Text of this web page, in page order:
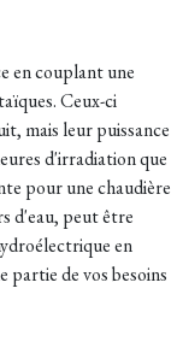
en couplant une
Ceux-ci
mais leur puissance
d'irradiation que
pour une chaudière
d'eau, peut être
en
de vos besoins